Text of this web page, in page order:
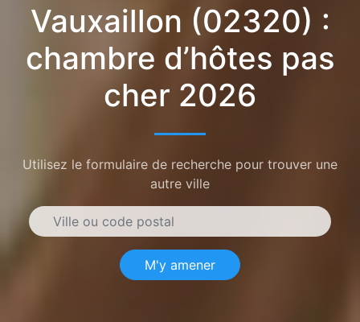
Vauxaillon (02320) :
chambre d’hôtes pas
cher 2026
Utilisez le formulaire de recherche pour trouver une
autre ville
M'y amener